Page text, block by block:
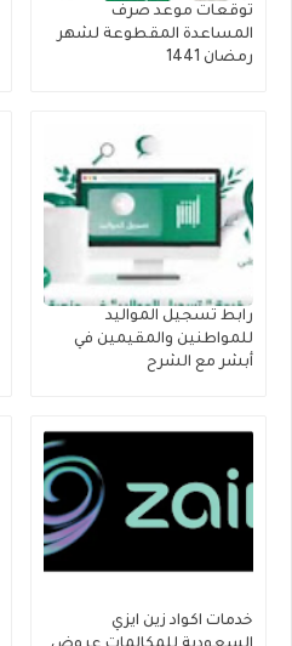
توقعات موعد صرف
المساعدة المقطوعة لشهر
رمضان 1441
رابط تسجيل المواليد
للمواطنين والمقيمين في
أبشر مع الشرح
خدمات اكواد زين ايزي